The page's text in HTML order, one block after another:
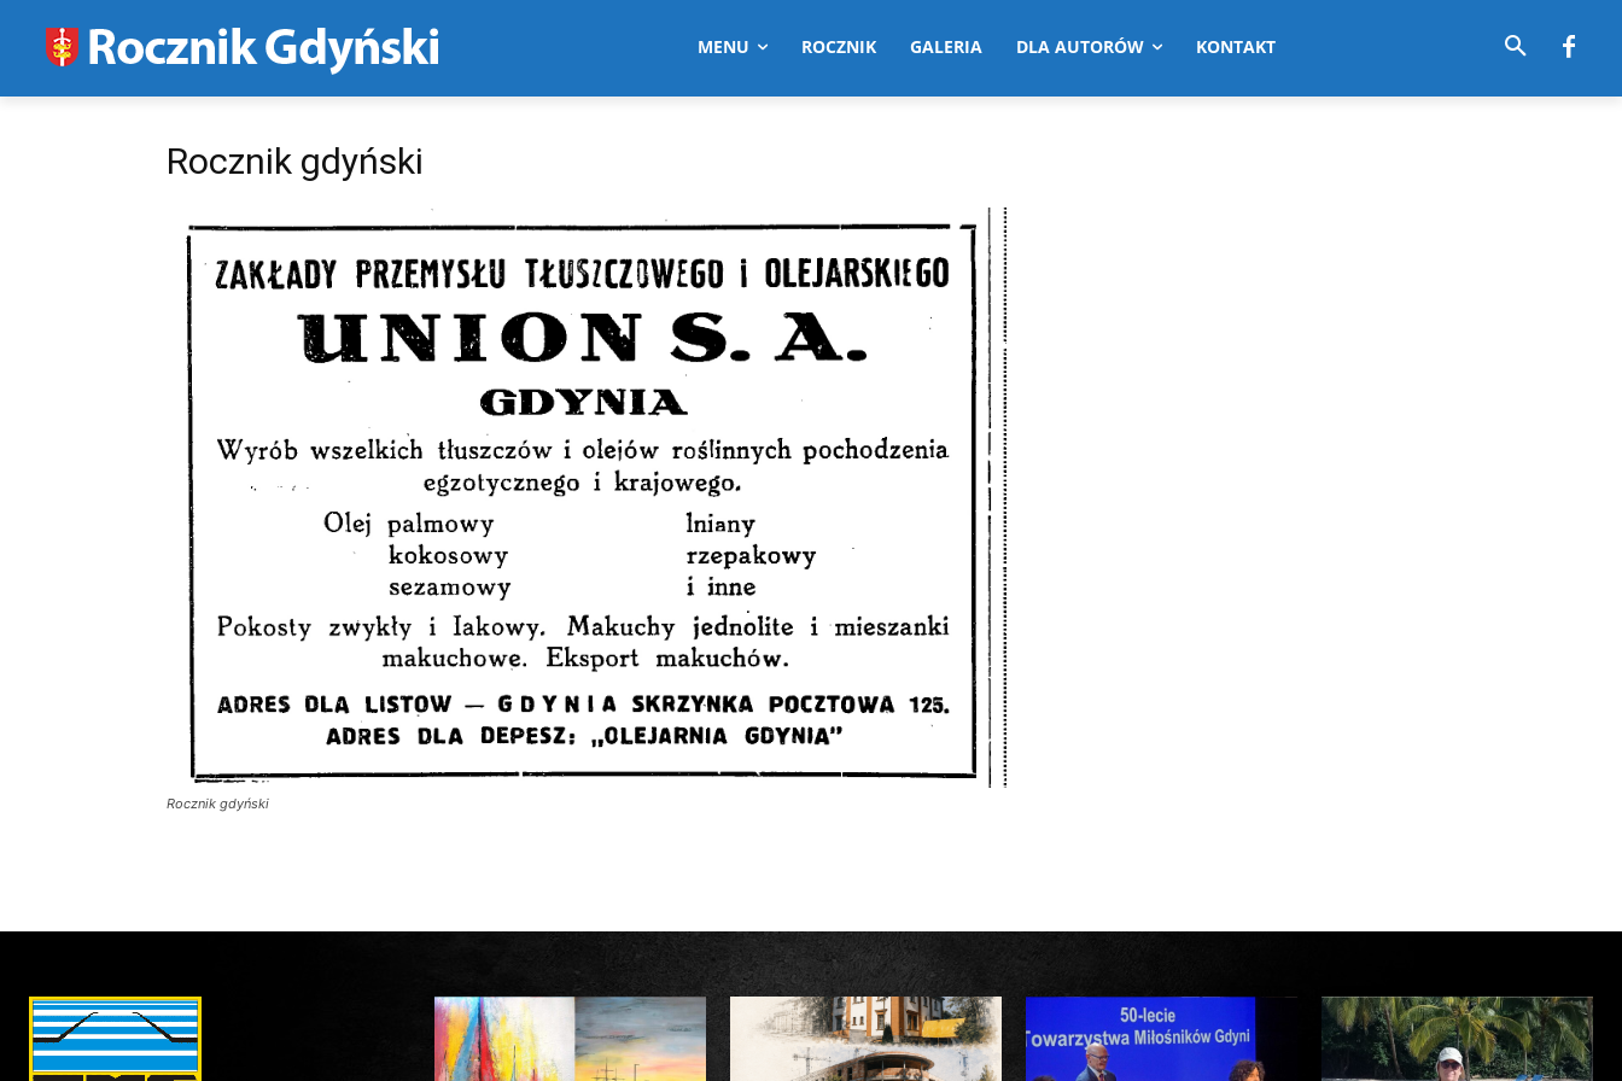
MENU ROCZNIK GALERIA DLA AUTORÓW KONTAKT
Rocznik gdyński
Rocznik gdyński